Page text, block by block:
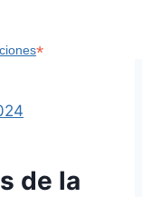
*
de la